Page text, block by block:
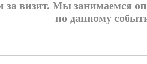
ПЕРИОД2:0
0:2 Ньюджент-Хопкинс
0:1 Капанен Каспери
за визит. Мы занимаемся
по данному